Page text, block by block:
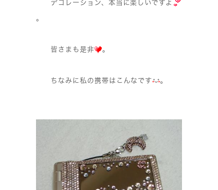
デコレーション、本当に楽しいですよ
。
皆さまも是非 。
ちなみに私の携帯はこんなです 。